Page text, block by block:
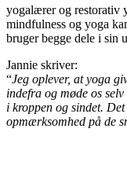
yogalærer og restorativ
mindfulness og yoga
bruger begge dele i sin
Jannie skriver:
“Jeg oplever, at yoga
indefra og møde os
i kroppen og sindet.
opmærksomhed på de